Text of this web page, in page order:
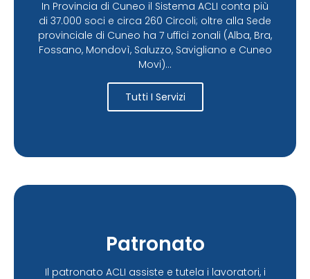
In Provincia di Cuneo il Sistema ACLI conta più
di 37.000 soci e circa 260 Circoli; oltre alla Sede
provinciale di Cuneo ha 7 uffici zonali (Alba, Bra,
Fossano, Mondovì, Saluzzo, Savigliano e Cuneo
Movi)...
Tutti I Servizi
Patronato
Il patronato ACLI assiste e tutela i lavoratori, i